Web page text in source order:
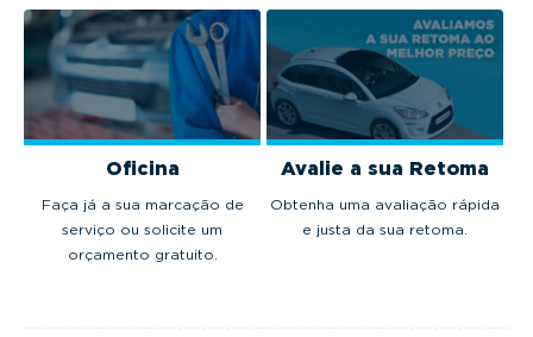
Oficina
Faça já a sua marcação de
serviço ou solicite um
orçamento gratuito.
Avalie a sua Retoma
Obtenha uma avaliação rápida
e justa da sua retoma.